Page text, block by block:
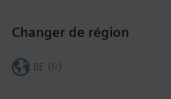
Changer de région
BE (fr)